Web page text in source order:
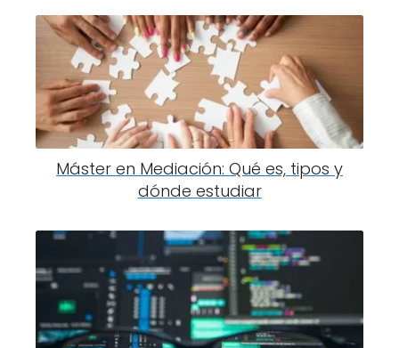
Máster en Mediación: Qué es, tipos y
dónde estudiar